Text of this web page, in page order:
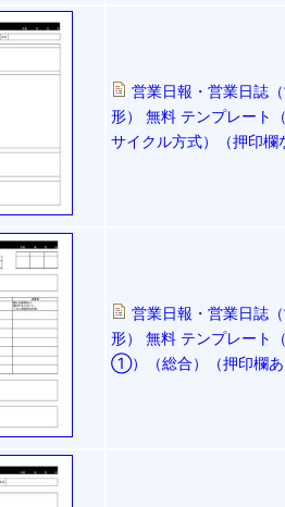
営業日報・営業日誌
形） 無料 テンプレート
サイクル方式）（押印欄
営業日報・営業日誌
形） 無料 テンプレート
①）（総合）（押印欄あ